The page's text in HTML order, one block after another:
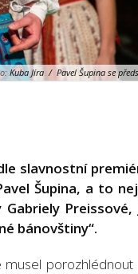
Kuba Jíra / Pavel Šupina se
slavnostní
Šupina, a to
Preissové,
bánovštiny“.
musel porozhlédnout